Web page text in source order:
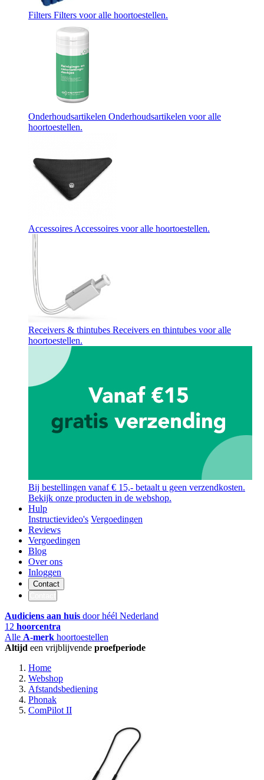
Filters Filters voor alle hoortoestellen.
Onderhoudsartikelen Onderhoudsartikelen voor alle
hoortoestellen.
AccessoiresAccessoires voor alle hoortoestellen.
Receivers & thintubes Receivers en thintubes voor alle
hoortoestellen.
Bij bestellingen vanaf € 15,- betaalt u geen verzendkosten.
Bekijk onze producten in de webshop.
Hulp
Instructievideo's Vergoedingen
Reviews
Vergoedingen
Blog
Over ons
Inloggen
Contact
Audiciens aan huis door héél Nederland
12 hoorcentra
Alle A-merk hoortoestellen
Altijd een vrijblijvende proefperiode
Home
Webshop
Afstandsbediening
Phonak
ComPilot II